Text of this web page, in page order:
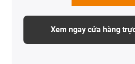
Xem ngay cửa hàng